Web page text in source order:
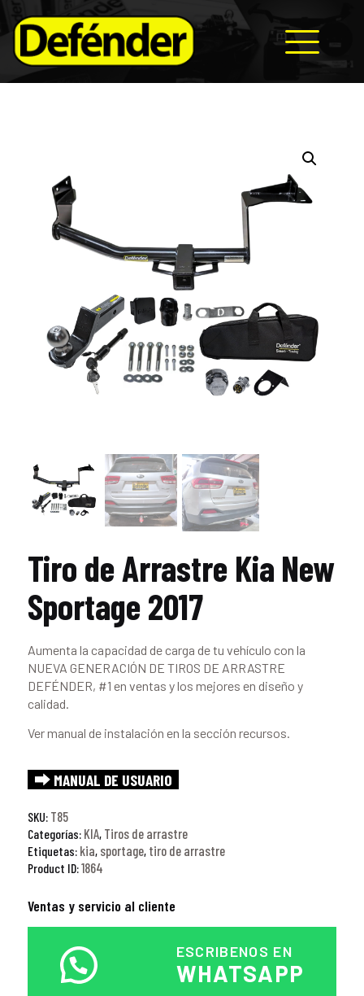
MANUALES
RECURSOS
BLOG
CONTACTO
Tiro de Arrastre Kia New
Sportage 2017
Aumenta la capacidad de carga de tu vehículo con la
NUEVA GENERACIÓN DE TIROS DE ARRASTRE
DEFÉNDER, #1 en ventas y los mejores en diseño y
calidad.
Ver manual de instalación en la sección recursos.
⮕ MANUAL DE USUARIO
SKU: T85
Categorías: KIA, Tiros de arrastre
Etiquetas: kia, sportage, tiro de arrastre
Product ID:1864
Ventas y servicio al cliente
ESCRIBENOS EN
WHATSAPP